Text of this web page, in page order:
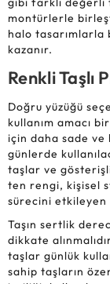
montürlerle
halo
kazanır.
Renkli Taşlı
Doğru yüzüğü
kullanım amacı
için daha sade
günlerde
taşlar ve
ten rengi, kişisel
sürecini etkileyen
Taşın sertlik
dikkate
taşlar günlük
sahip taşların